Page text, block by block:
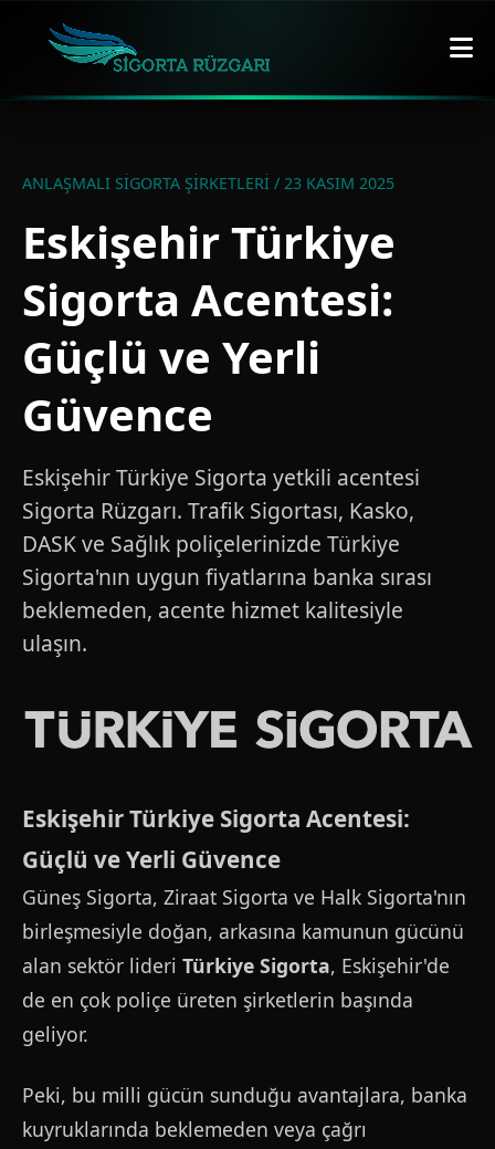
ANLAŞMALI SIGORTA ŞIRKETLERI / 23 KASIM 2025
Eskişehir Türkiye
Sigorta Acentesi:
Güçlü ve Yerli
Güvence
Eskişehir Türkiye Sigorta yetkili acentesi
Sigorta Rüzgarı. Trafik Sigortası, Kasko,
DASK ve Sağlık poliçelerinizde Türkiye
Sigorta'nın uygun fiyatlarına banka sırası
beklemeden, acente hizmet kalitesiyle
ulaşın.
Eskişehir Türkiye Sigorta Acentesi:
Güçlü ve Yerli Güvence
Güneş Sigorta, Ziraat Sigorta ve Halk Sigorta'nın
birleşmesiyle doğan, arkasına kamunun gücünü
alan sektör lideri Türkiye Sigorta, Eskişehir'de
de en çok poliçe üreten şirketlerin başında
geliyor.
Peki, bu milli gücün sunduğu avantajlara, banka
kuyruklarında beklemeden veya çağrı